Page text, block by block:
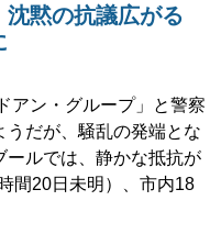
沈黙の抗議広がる
ン・グループ」と警察
うだが、騒乱の発端とな
ールでは、静かな抵抗が
間20日未明）、市内18